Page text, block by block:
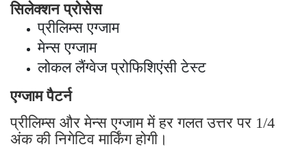
सिलेक्शन प्रोसेस
प्रीलिम्स एग्जाम
मेन्स एग्जाम
लोकल लैंग्वेज प्रोफिशिएंसी टेस्ट
एग्जाम पैटर्न
प्रीलिम्स और मेन्स एग्जाम में हर गलत उत्तर पर 1/4
अंक की निगेटिव मार्किंग होगी।